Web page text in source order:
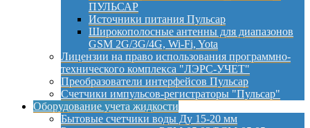
ПУЛЬСАР
Источники питания Пульсар
Широкополосные антенны для диапазонов
GSM 2G/3G/4G, Wi-Fi, Yota
Лицензии на право использования программно-
технического комплекса "ЛЭРС-УЧЕТ"
Преобразователи интерфейсов Пульсар
Счетчики импульсов-регистраторы "Пульсар"
Оборудование учета жидкости
Бытовые счетчики воды Ду 15-20 мм